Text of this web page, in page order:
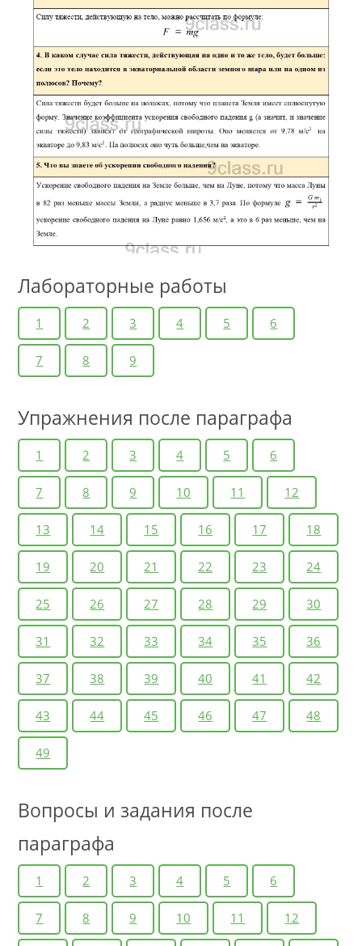
Лабораторные работы
1 2 3 4 5 6
7 8 9
Упражнения после параграфа
1 2 3 4 5 6
7 8 9 10 11 12
13 14 15 16 17 18
19 20 21 22 23 24
25 26 27 28 29 30
31 32 33 34 35 36
37 38 39 40 41 42
43 44 45 46 47 48
49
Вопросы и задания после
параграфа
1 2 3 4 5 6
7 8 9 10 11 12